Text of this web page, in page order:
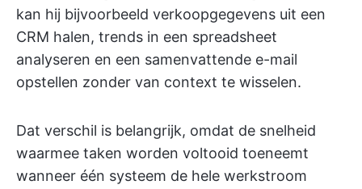
kan hij bijvoorbeeld verkoopgegevens uit een
CRM halen, trends in een spreadsheet
analyseren en een samenvattende e-mail
opstellen zonder van context te wisselen.
Dat verschil is belangrijk, omdat de snelheid
waarmee taken worden voltooid toeneemt
wanneer één systeem de hele werkstroom